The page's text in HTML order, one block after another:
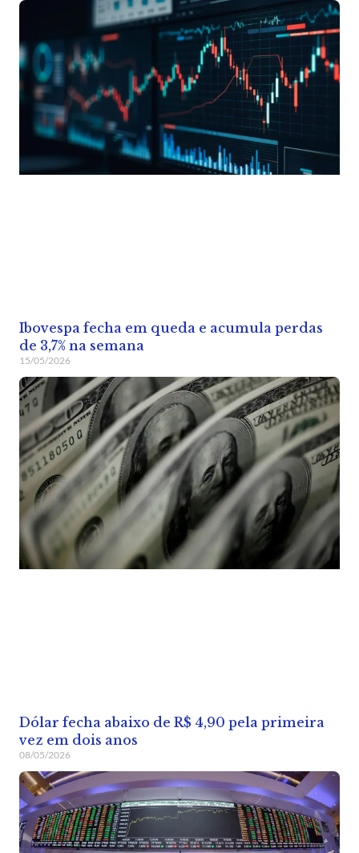
Ibovespa fecha em queda e acumula perdas
de 3,7% na semana
15/05/2026
Dólar fecha abaixo de R$ 4,90 pela primeira
vez em dois anos
08/05/2026